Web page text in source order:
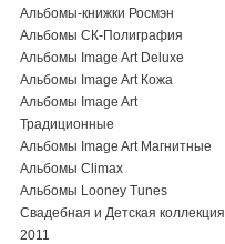
Альбомы-книжки Росмэн
Альбомы СК-Полиграфия
Альбомы Image Art Deluxe
Альбомы Image Art Кожа
Альбомы Image Art
Традиционные
Альбомы Image Art Магнитные
Альбомы Climax
Альбомы Looney Tunes
Свадебная и Детская коллекция
2011